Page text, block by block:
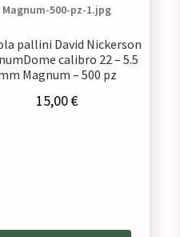
pallini David Nickerson
calibro 22 – 5.5
Magnum – 500 pz
15,00€